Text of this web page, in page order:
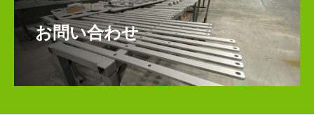
お問い合わせ